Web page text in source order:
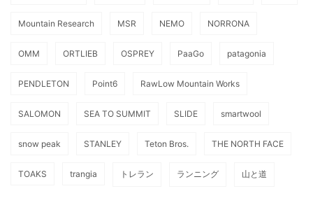
Mountain Research MSR NEMO NORRONA
OMM ORTLIEB OSPREY PaaGo patagonia
PENDLETON Point6 RawLow Mountain Works
SALOMON SEA TO SUMMIT SLIDE smartwool
snow peak STANLEY Teton Bros. THE NORTH FACE
TOAKS trangia トレラン ランニング 山と道